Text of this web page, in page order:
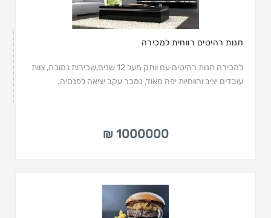
חנות רהיטים רווחית למכירה
למכירה חנות רהיטים עם וותק מעל 12 שנים,שכירות נמוכה, צוות
עובדים יציב ורווחיות יפה מאוד, נמכר עקב יציאה לפנסיה.
1000000 ₪